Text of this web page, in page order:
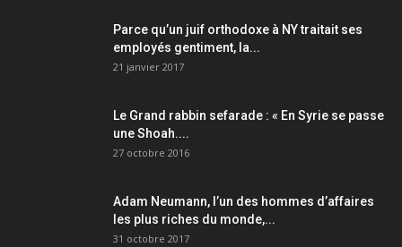
Parce qu’un juif orthodoxe à NY traitait ses
employés gentiment, la...
21 janvier 2017
Le Grand rabbin sefarade : « En Syrie se passe
une Shoah....
27 octobre 2016
Adam Neumann, l’un des hommes d’affaires
les plus riches du monde,...
31 octobre 2017